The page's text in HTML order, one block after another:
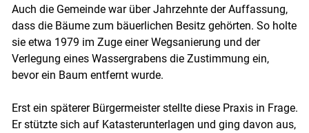
Auch die Gemeinde war über Jahrzehnte der Auffassung,
dass die Bäume zum bäuerlichen Besitz gehörten. So holte
sie etwa 1979 im Zuge einer Wegsanierung und der
Verlegung eines Wassergrabens die Zustimmung ein,
bevor ein Baum entfernt wurde.
Erst ein späterer Bürgermeister stellte diese Praxis in Frage.
Er stützte sich auf Katasterunterlagen und ging davon aus,